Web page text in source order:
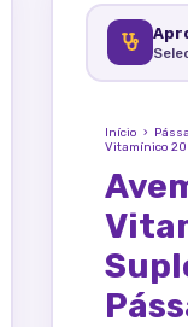
Início ›
Vitamínico